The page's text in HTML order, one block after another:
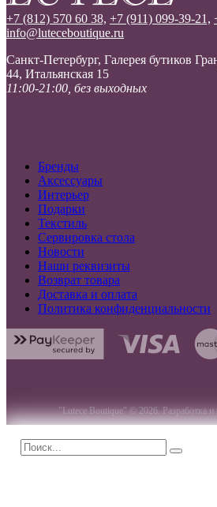
+7 (812) 570 60 38, +7 (911) 099-39-21,
info@luteceboutique.ru
Санкт-Петербург, Галерея бутиков
44, Итальянская 15
11:00-21:00, без выходных
Бренды
Аксессуары
Интерьер
Подарки
Текстиль
Сервировка стола
Новости
Наши реквизиты
Возврат товара
Доставка и оплата
Политика конфиденциальности
"Lutece Boutique" © 2026. Разработка